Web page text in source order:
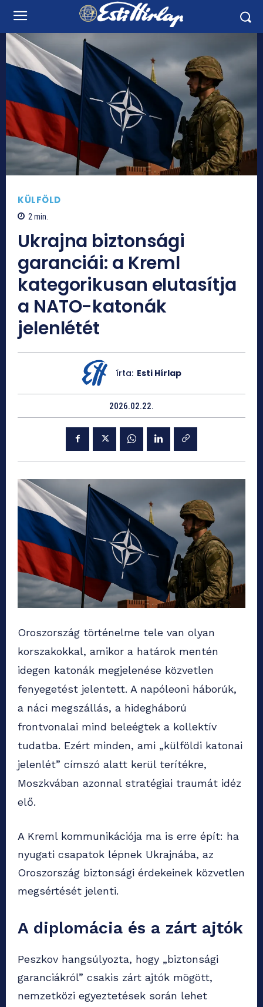
KÜLFÖLD
2min.
Ukrajna biztonsági
garanciái: a Kreml
kategorikusan elutasítja
a NATO-katonák
jelenlétét
írta: Esti Hírlap
2026.02.22.
Oroszország történelme tele van olyan
korszakokkal, amikor a határok mentén
idegen katonák megjelenése közvetlen
fenyegetést jelentett. A napóleoni háborúk,
a náci megszállás, a hidegháború
frontvonalai mind beleégtek a kollektív
tudatba. Ezért minden, ami „külföldi katonai
jelenlét” címszó alatt kerül terítékre,
Moszkvában azonnal stratégiai traumát idéz
elő.
A Kreml kommunikációja ma is erre épít: ha
nyugati csapatok lépnek Ukrajnába, az
Oroszország biztonsági érdekeinek közvetlen
megsértését jelenti.
A diplomácia és a zárt ajtók
Peszkov hangsúlyozta, hogy „biztonsági
garanciákról” csakis zárt ajtók mögött,
nemzetközi egyeztetések során lehet